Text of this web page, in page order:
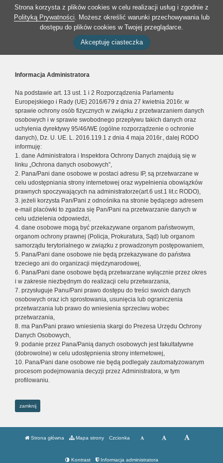
Strona korzysta z plików cookies w celu realizacji usług i zgodnie z
Polityką Prywatności. Możesz określić warunki przechowywania lub
dostępu do plików cookies w Twojej przeglądarce.
Akceptuję ciasteczka
Informacja Administratora
Na podstawie art. 13 ust. 1 i 2 Rozporządzenia Parlamentu
Europejskiego i Rady (UE) 2016/679 z dnia 27 kwietnia 2016r. w
sprawie ochrony osób fizycznych w związku z przetwarzaniem danych
osobowych i w sprawie swobodnego przepływu takich danych oraz
uchylenia dyrektywy 95/46/WE (ogólne rozporządzenie o ochronie
danych), Dz. U. UE. L. 2016.119.1 z dnia 4 maja 2016r., dalej RODO
informuję:
1. dane Administratora i Inspektora Ochrony Danych znajdują się w
linku „Ochrona danych osobowych”,
2. Pana/Pani dane osobowe w postaci adresu IP, są przetwarzane w
celu udostępniania strony internetowej oraz wypełnienia obowiązków
prawnych spoczywających na administratorze(art.6 ust.1 lit.c RODO),
3. jeżeli korzysta Pan/Pani z odnośnika na stronie będącego adresem
e-mail placówki to zgadza się Pan/Pani na przetwarzanie danych w
celu udzielenia odpowiedzi,
4. dane osobowe mogą być przekazywane organom państwowym,
organom ochrony prawnej (Policja, Prokuratura, Sąd) lub organom
samorządu terytorialnego w związku z prowadzonym postępowaniem,
5. Pana/Pani dane osobowe nie będą przekazywane do państwa
trzeciego ani do organizacji międzynarodowej,
6. Pana/Pani dane osobowe będą przetwarzane wyłącznie przez okres
i w zakresie niezbędnym do realizacji celu przetwarzania,
7. przysługuje Panu/Pani prawo dostępu do treści swoich danych
osobowych oraz ich sprostowania, usunięcia lub ograniczenia
przetwarzania lub prawo do wniesienia sprzeciwu wobec
przetwarzania,
8. ma Pan/Pani prawo wniesienia skargi do Prezesa Urzędu Ochrony
Danych Osobowych,
9. podanie przez Pana/Panią danych osobowych jest fakultatywne
(dobrowolne) w celu udostępnienia strony internetowej,
10. Pana/Pani dane osobowe nie będą podlegały zautomatyzowanym
procesom podejmowania decyzji przez Administratora, w tym
profilowaniu.
zamknij
Strona główna Mapa strony Czcionka
Kontrast Informacja administratora